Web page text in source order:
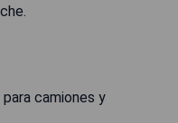
camiones y